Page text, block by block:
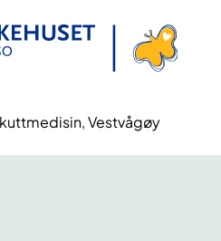
Vestvågøy